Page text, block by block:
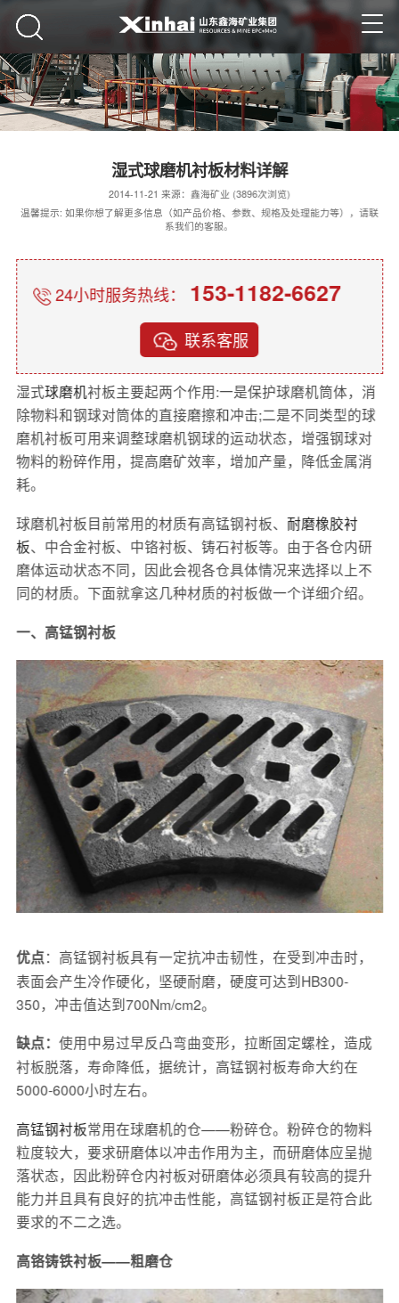
湿式球磨机衬板材料详解
2014-11-21 来源：鑫海矿业 (3896次浏览)
温馨提示: 如果你想了解更多信息（如产品价格、参数、规格及处理能力等），请联
系我们的客服。
24小时服务热线： 153-1182-6627
联系客服
湿式球磨机衬板主要起两个作用:一是保护球磨机筒体，消
除物料和钢球对筒体的直接磨擦和冲击;二是不同类型的球
磨机衬板可用来调整球磨机钢球的运动状态，增强钢球对
物料的粉碎作用，提高磨矿效率，增加产量，降低金属消
耗。
球磨机衬板目前常用的材质有高锰钢衬板、 耐磨橡胶衬
板、中合金衬板、中铬衬板、铸石衬板等。由于各仓内研
磨体运动状态不同，因此会视各仓具体情况来选择以上不
同的材质。下面就拿这几种材质的衬板做一个详细介绍。
一、高锰钢衬板
优点：高锰钢衬板具有一定抗冲击韧性，在受到冲击时，
表面会产生冷作硬化，坚硬耐磨，硬度可达到HB300-
350，冲击值达到700Nm/cm2。
缺点： 使用中易过早反凸弯曲变形，拉断固定螺栓，造成
衬板脱落，寿命降低，据统计，高锰钢衬板寿命大约在
5000-6000小时左右。
高锰钢衬板常用在球磨机的仓——粉碎仓。粉碎仓的物料
粒度较大，要求研磨体以冲击作用为主，而研磨体应呈抛
落状态，因此粉碎仓内衬板对研磨体必须具有较高的提升
能力并且具有良好的抗冲击性能，高锰钢衬板正是符合此
要求的不二之选。
高铬铸铁衬板——粗磨仓